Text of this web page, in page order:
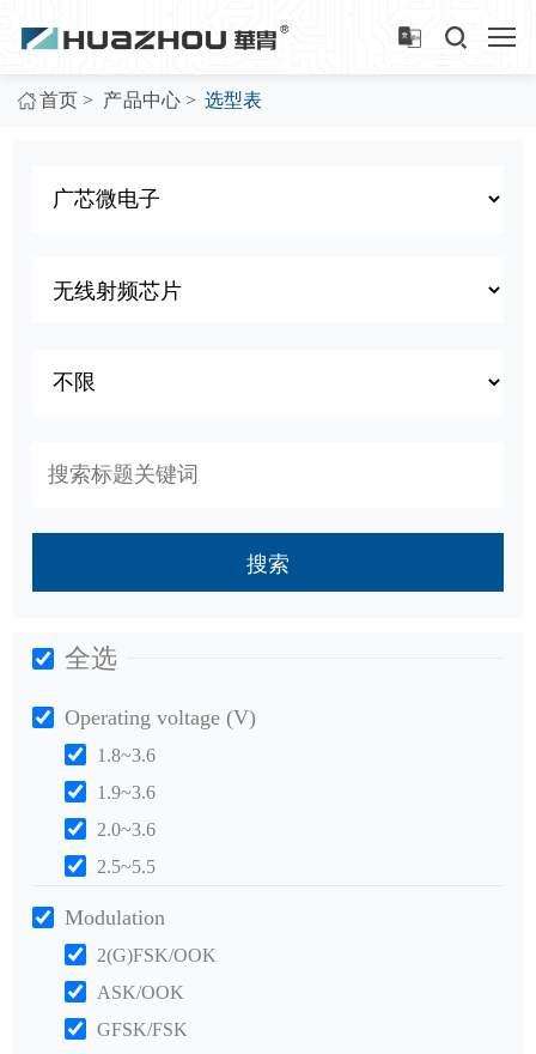
首页 > 产品中心 > 选型表
搜索
全选
Operating voltage (V)
1.8~3.6
1.9~3.6
2.0~3.6
2.5~5.5
Modulation
2(G)FSK/OOK
ASK/OOK
GFSK/FSK